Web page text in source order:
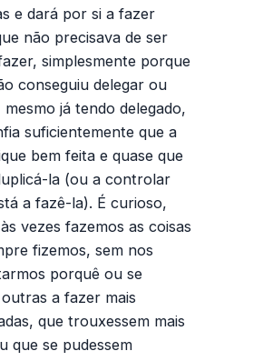
e dará por si a fazer
não precisava de ser
simplesmente porque
conseguiu delegar ou
já tendo delegado,
suficientemente que a
bem feita e quase que
la (ou a controlar
a fazê-la). É curioso,
vezes fazemos as coisas
fizemos, sem nos
porquê ou se
a fazer mais
que trouxessem mais
que se pudessem